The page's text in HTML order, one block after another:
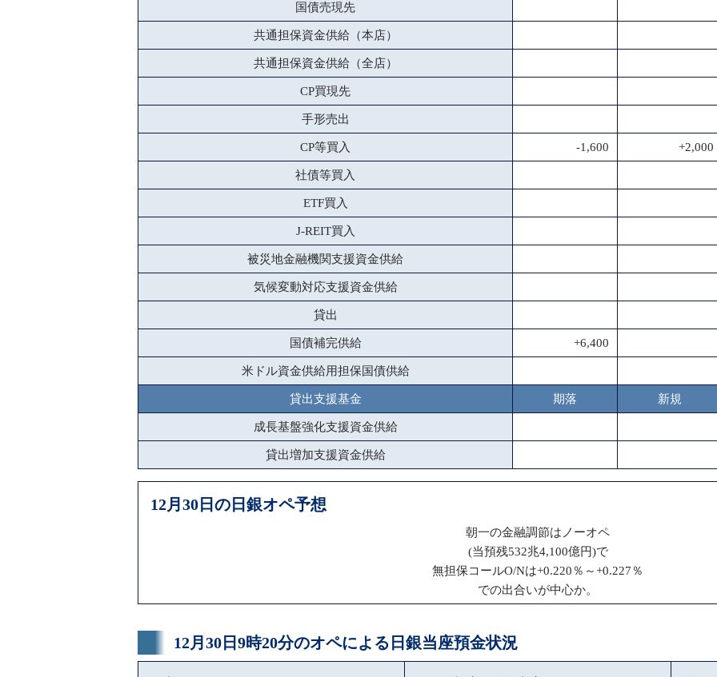
国債売現先
共通担保資金供給（本店）
共通担保資金供給（全店）
CP買現先
手形売出
CP等買入 -1,600 +2,000
社債等買入
ETF買入
J-REIT買入
被災地金融機関支援資金供給
気候変動対応支援資金供給
貸出
国債補完供給 +6,400
米ドル資金供給用担保国債供給
貸出支援基金 期落 新規
成長基盤強化支援資金供給
貸出増加支援資金供給
12月30日の日銀オペ予想
朝一の金融調節はノーオペ
(当預残532兆4,100億円)で
無担保コールO/Nは+0.220％～+0.227％
での出合いが中心か。
12月30日9時20分のオペによる日銀当座預金状況